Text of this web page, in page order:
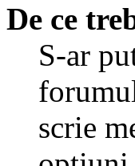
De ce
S-ar
scrie